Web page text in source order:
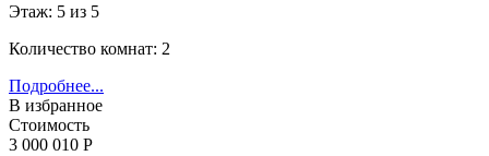
Этаж: 5 из 5
Количество комнат: 2
Подробнее...
В избранное
Стоимость
3 000 010 Р